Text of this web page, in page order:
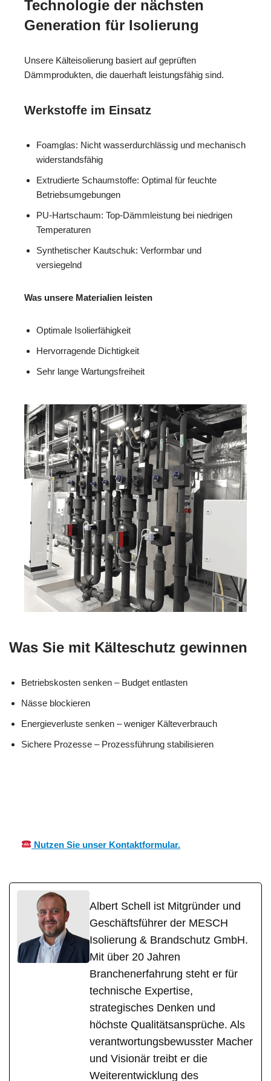
Technologie der nächsten
Generation für Isolierung
Unsere Kälteisolierung basiert auf geprüften
Dämmprodukten, die dauerhaft leistungsfähig sind.
Werkstoffe im Einsatz
Foamglas: Nicht wasserdurchlässig und mechanisch
widerstandsfähig
Extrudierte Schaumstoffe: Optimal für feuchte
Betriebsumgebungen
PU-Hartschaum: Top-Dämmleistung bei niedrigen
Temperaturen
Synthetischer Kautschuk: Verformbar und
versiegelnd
Was unsere Materialien leisten
Optimale Isolierfähigkeit
Hervorragende Dichtigkeit
Sehr lange Wartungsfreiheit
Was Sie mit Kälteschutz gewinnen
Betriebskosten senken – Budget entlasten
Nässe blockieren
Energieverluste senken – weniger Kälteverbrauch
Sichere Prozesse – Prozessführung stabilisieren
Nutzen Sie unser Kontaktformular.
Albert Schell ist Mitgründer und
Geschäftsführer der MESCH
Isolierung & Brandschutz GmbH.
Mit über 20 Jahren
Branchenerfahrung steht er für
technische Expertise,
strategisches Denken und
höchste Qualitätsansprüche. Als
verantwortungsbewusster Macher
und Visionär treibt er die
Weiterentwicklung des